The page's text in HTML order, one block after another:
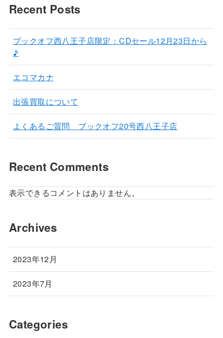
Recent Posts
ブックオフ西八王子店限定：CDセール12月23日から
♪
エコマカナ
出張買取について
よくあるご質問 ブックオフ20号西八王子店
Recent Comments
表示できるコメントはありません。
Archives
2023年12月
2023年7月
Categories